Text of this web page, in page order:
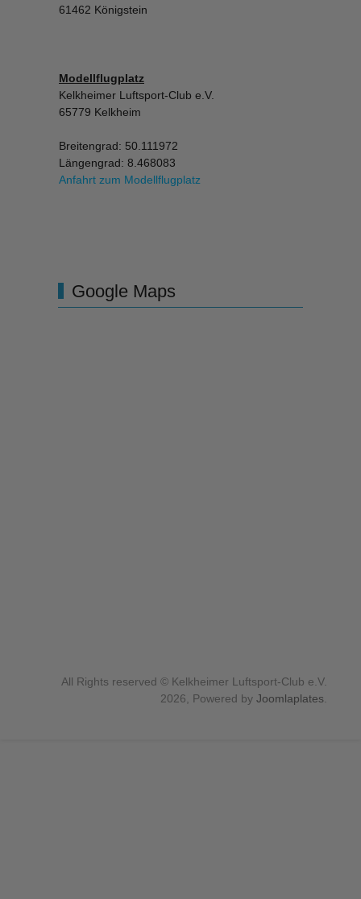
61462 Königstein
Modellflugplatz
Kelkheimer Luftsport-Club e.V.
65779 Kelkheim
Breitengrad: 50.111972
Längengrad: 8.468083
Anfahrt zum Modellflugplatz
Google Maps
All Rights reserved © Kelkheimer Luftsport-Club e.V.
2026, Powered by Joomlaplates